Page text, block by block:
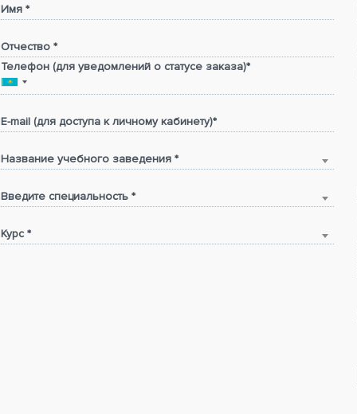
Имя *
Отчество *
Телефон (для уведомлений о статусе заказа)*
E-mail (для доступа к личному кабинету)*
Название учебного заведения *
Введите специальность *
Курс *